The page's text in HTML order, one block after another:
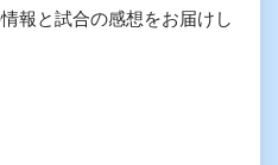
報と試合の感想をお届けし